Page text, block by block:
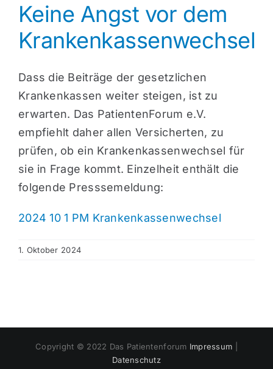
Keine Angst vor dem
Krankenkassenwechsel
Dass die Beiträge der gesetzlichen
Krankenkassen weiter steigen, ist zu
erwarten. Das PatientenForum e.V.
empfiehlt daher allen Versicherten, zu
prüfen, ob ein Krankenkassenwechsel für
sie in Frage kommt. Einzelheit enthält die
folgende Presssemeldung:
2024 10 1 PM Krankenkassenwechsel
1. Oktober 2024
Copyright © 2022 Das Patientenforum Impressum
Datenschutz